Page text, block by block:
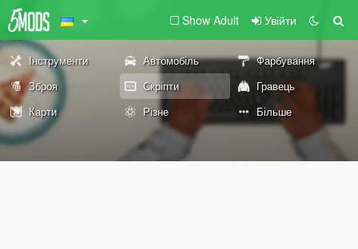
Show Adult Увійти
Інструменти Автомобіль
Фарбування
Зброя
Скріпти
Гравець
Карти
Різне Більше